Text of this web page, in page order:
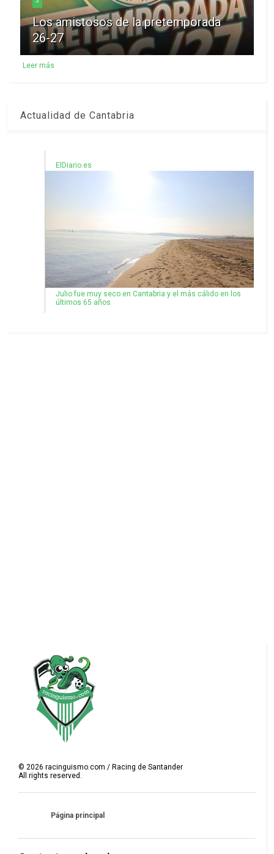
Los amistosos de la pretemporada
26-27
Leer más
Actualidad de Cantabria
ElDiario.es
Julio fue muy seco en Cantabria y el más cálido en los
últimos 65 años
© 2026 racinguismo.com / Racing de Santander
All rights reserved.
Página principal